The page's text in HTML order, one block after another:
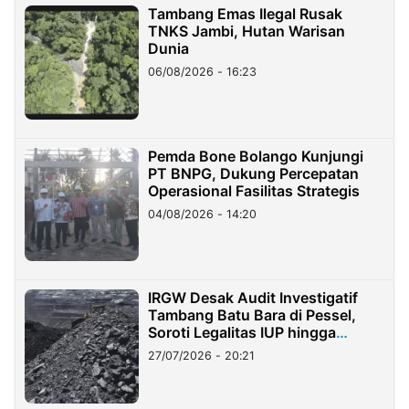
Tambang Emas Ilegal Rusak
TNKS Jambi, Hutan Warisan
Dunia
06/08/2026 - 16:23
Pemda Bone Bolango Kunjungi
PT BNPG, Dukung Percepatan
Operasional Fasilitas Strategis
04/08/2026 - 14:20
IRGW Desak Audit Investigatif
Tambang Batu Bara di Pessel,
Soroti Legalitas IUP hingga
Stockpile
27/07/2026 - 20:21